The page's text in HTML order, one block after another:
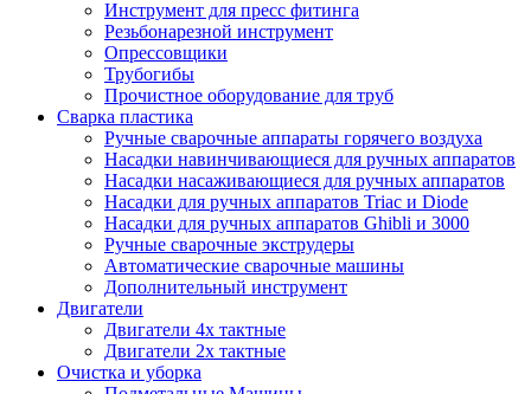
Инструмент для пресс фитинга
Резьбонарезной инструмент
Опрессовщики
Трубогибы
Прочистное оборудование для труб
Сварка пластика
Ручные сварочные аппараты горячего воздуха
Насадки навинчивающиеся для ручных аппаратов
Насадки насаживающиеся для ручных аппаратов
Насадки для ручных аппаратов Triac и Diode
Насадки для ручных аппаратов Ghibli и 3000
Ручные сварочные экструдеры
Автоматические сварочные машины
Дополнительный инструмент
Двигатели
Двигатели 4х тактные
Двигатели 2х тактные
Очистка и уборка